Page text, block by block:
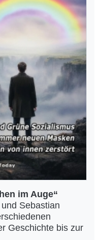
im Auge“
Sebastian
Geschichte bis zur